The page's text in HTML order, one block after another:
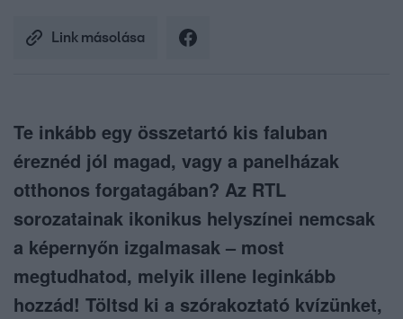
Link másolása
Te inkább egy összetartó kis faluban
éreznéd jól magad, vagy a panelházak
otthonos forgatagában? Az RTL
sorozatainak ikonikus helyszínei nemcsak
a képernyőn izgalmasak – most
megtudhatod, melyik illene leginkább
hozzád! Töltsd ki a szórakoztató kvízünket,